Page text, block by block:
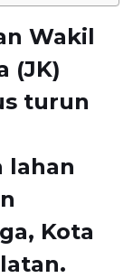
Wakil
(JK)
turun
lahan
Kota